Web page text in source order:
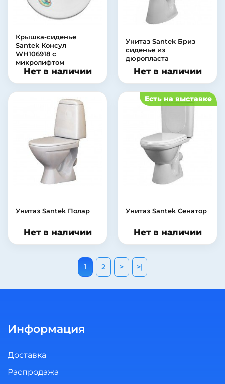
Крышка-сиденье
Santek Консул
WH106918 с
микролифтом
Нет в наличии
Унитаз Santek Бриз
сиденье из
дюропласта
Нет в наличии
Унитаз Santek Полар
Нет в наличии
Есть на выставке
Унитаз Santek Сенатор
Нет в наличии
1 2 > >|
Информация
Доставка
Распродажа